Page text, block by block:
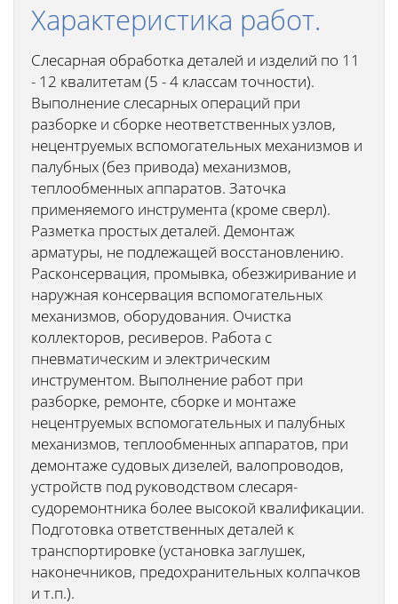
Характеристика работ.
Слесарная обработка деталей и изделий по 11
- 12 квалитетам (5 - 4 классам точности).
Выполнение слесарных операций при
разборке и сборке неответственных узлов,
нецентруемых вспомогательных механизмов и
палубных (без привода) механизмов,
теплообменных аппаратов. Заточка
применяемого инструмента (кроме сверл).
Разметка простых деталей. Демонтаж
арматуры, не подлежащей восстановлению.
Расконсервация, промывка, обезжиривание и
наружная консервация вспомогательных
механизмов, оборудования. Очистка
коллекторов, ресиверов. Работа с
пневматическим и электрическим
инструментом. Выполнение работ при
разборке, ремонте, сборке и монтаже
нецентруемых вспомогательных и палубных
механизмов, теплообменных аппаратов, при
демонтаже судовых дизелей, валопроводов,
устройств под руководством слесаря-
судоремонтника более высокой квалификации.
Подготовка ответственных деталей к
транспортировке (установка заглушек,
наконечников, предохранительных колпачков
и т.п.).